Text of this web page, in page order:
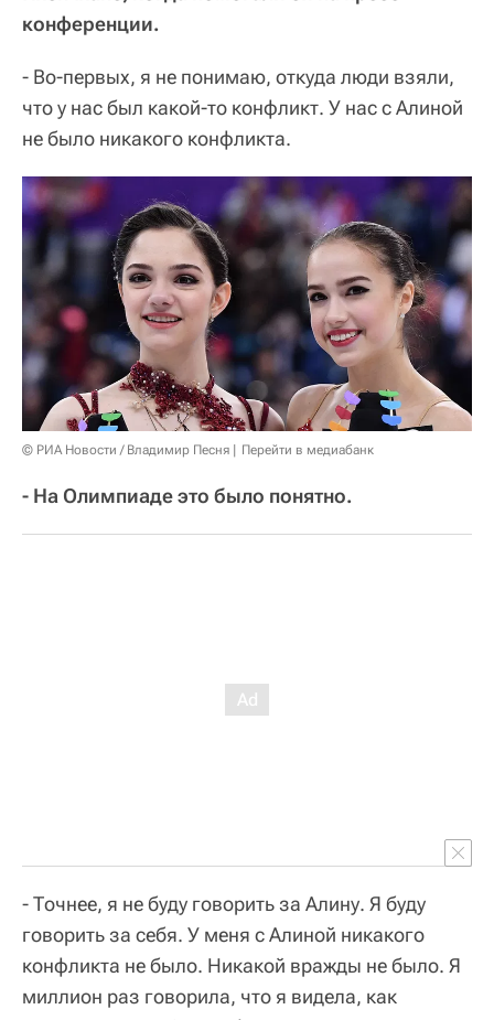
конференции.
- Во-первых, я не понимаю, откуда люди взяли,
что у нас был какой-то конфликт. У нас с Алиной
не было никакого конфликта.
© РИА Новости / Владимир Песня Перейти в медиабанк
- На Олимпиаде это было понятно.
- Точнее, я не буду говорить за Алину. Я буду
говорить за себя. У меня с Алиной никакого
конфликта не было. Никакой вражды не было. Я
миллион раз говорила, что я видела, как